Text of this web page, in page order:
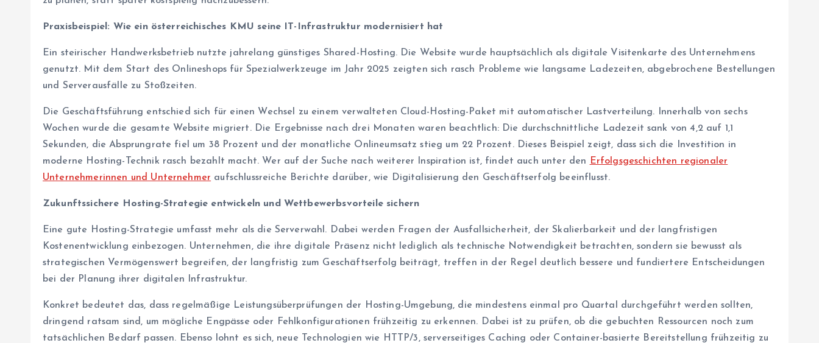
Praxisbeispiel: Wie ein österreichisches KMU seine IT-Infrastruktur modernisiert hat
Ein steirischer Handwerksbetrieb nutzte jahrelang günstiges Shared-Hosting. Die Website wurde hauptsächlich als digitale Visitenkarte des Unternehmens
genutzt. Mit dem Start des Onlineshops für Spezialwerkzeuge im Jahr 2025 zeigten sich rasch Probleme wie langsame Ladezeiten, abgebrochene Bestellungen
und Serverausfälle zu Stoßzeiten.
Die Geschäftsführung entschied sich für einen Wechsel zu einem verwalteten Cloud-Hosting-Paket mit automatischer Lastverteilung. Innerhalb von sechs
Wochen wurde die gesamte Website migriert. Die Ergebnisse nach drei Monaten waren beachtlich: Die durchschnittliche Ladezeit sank von 4,2 auf 1,1
Sekunden, die Absprungrate fiel um 38 Prozent und der monatliche Onlineumsatz stieg um 22 Prozent. Dieses Beispiel zeigt, dass sich die Investition in
moderne Hosting-Technik rasch bezahlt macht. Wer auf der Suche nach weiterer Inspiration ist, findet auch unter den
Erfolgsgeschichten regionaler
Unternehmerinnen und Unternehmer aufschlussreiche Berichte darüber, wie Digitalisierung den Geschäftserfolg beeinflusst.
Zukunftssichere Hosting-Strategie entwickeln und Wettbewerbsvorteile sichern
Eine gute Hosting-Strategie umfasst mehr als die Serverwahl. Dabei werden Fragen der Ausfallsicherheit, der Skalierbarkeit und der langfristigen
Kostenentwicklung einbezogen. Unternehmen, die ihre digitale Präsenz nicht lediglich als technische Notwendigkeit betrachten, sondern sie bewusst als
strategischen Vermögenswert begreifen, der langfristig zum Geschäftserfolg beiträgt, treffen in der Regel deutlich bessere und fundiertere Entscheidungen
bei der Planung ihrer digitalen Infrastruktur.
Konkret bedeutet das, dass regelmäßige Leistungsüberprüfungen der Hosting-Umgebung, die mindestens einmal pro Quartal durchgeführt werden sollten,
dringend ratsam sind, um mögliche Engpässe oder Fehlkonfigurationen frühzeitig zu erkennen. Dabei ist zu prüfen, ob die gebuchten Ressourcen noch zum
tatsächlichen Bedarf passen. Ebenso lohnt es sich, neue Technologien wie HTTP/3, serverseitiges Caching oder Container-basierte Bereitstellung frühzeitig zu